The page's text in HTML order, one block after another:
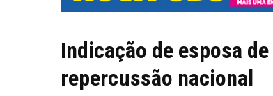
Indicação de esposa
repercussão nacional